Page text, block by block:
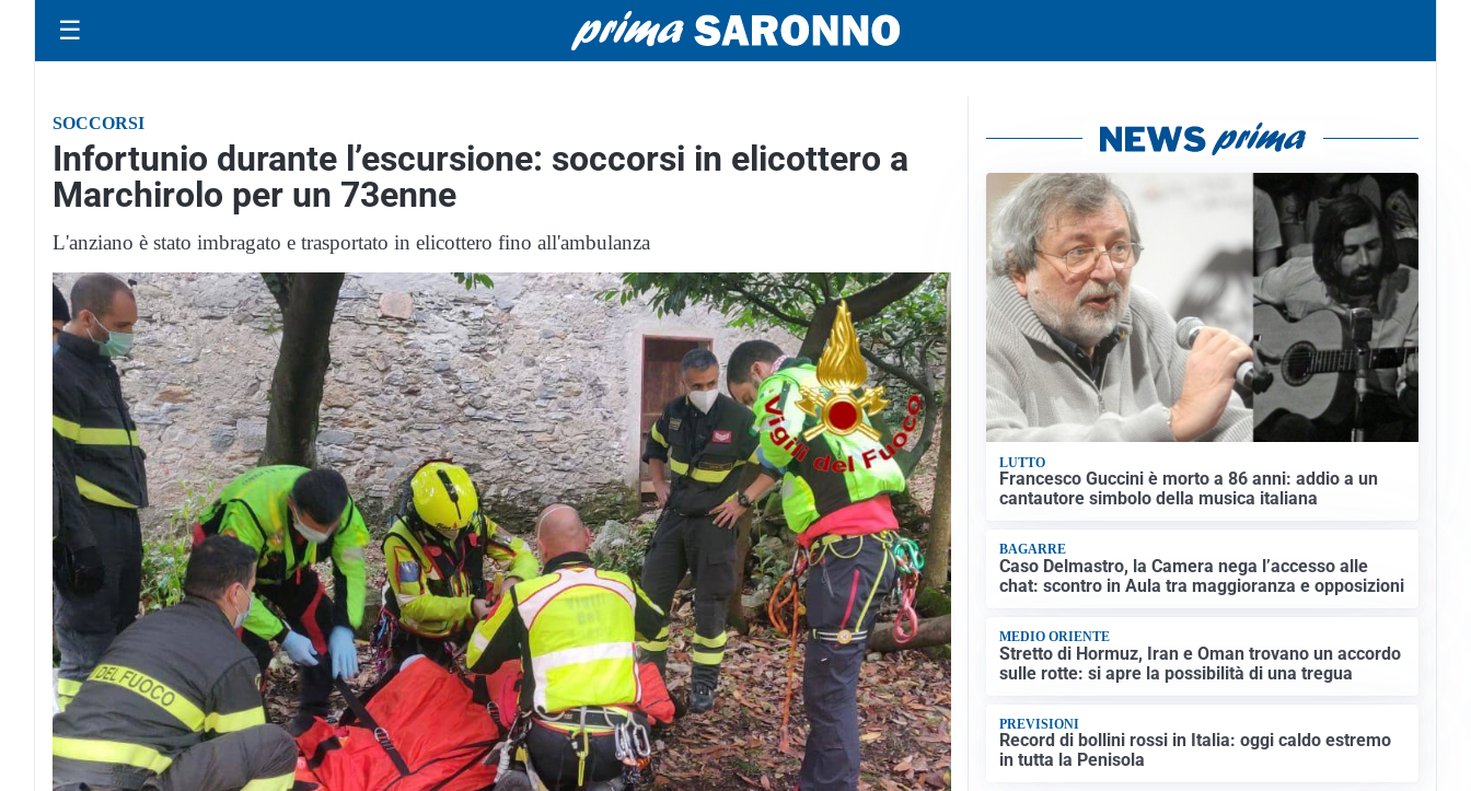
☰
SOCCORSI
Infortunio durante l’escursione: soccorsi in elicottero a
Marchirolo per un 73enne
L'anziano è stato imbragato e trasportato in elicottero fino all'ambulanza
LUTTO
Francesco Guccini è morto a 86 anni: addio a un
cantautore simbolo della musica italiana
BAGARRE
Caso Delmastro, la Camera nega l’accesso alle
chat: scontro in Aula tra maggioranza e opposizioni
MEDIO ORIENTE
Stretto di Hormuz, Iran e Oman trovano un accordo
sulle rotte: si apre la possibilità di una tregua
PREVISIONI
Record di bollini rossi in Italia: oggi caldo estremo
in tutta la Penisola